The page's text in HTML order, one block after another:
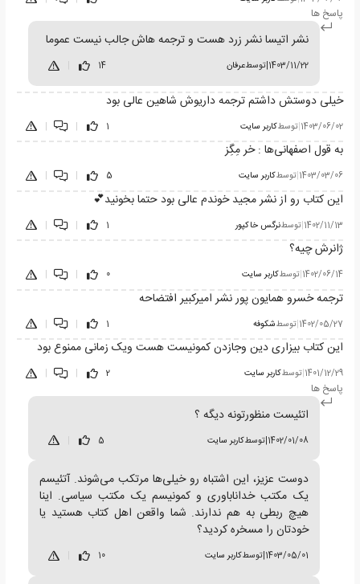
پاسخ ها
نشر اتیسا نشر زرد هست و ترجمه هاش جالب نیست عموما
1403/11/22
|توسطعرفان 14
خیلی دوستش داشتم ترجمه داریوش شاهین عالی بود
1403/06/02
|توسطکاربر سایت 1
|
|
به قول اصفهانی‌ها : خر مِگِز
1403/03/06
|توسطکاربر سایت 5
|
|
این کتاب رو از نشر مجید خوندم عالی بود حتما بخونید💕
1402/11/13
|توسطنرگس خاکپور 1
|
|
ژانرش چیه؟
1402/06/14
|توسطکاربر سایت 0
|
|
ترجمه خسرو همایون پور نشر امیرکبیر افتضاحه
1402/05/27
|توسطشکوفه 1
|
|
این کتاب بیزاری دین وجازدن کمونیست هست ویک زمانی ممنوع بود
1401/12/29
|توسطکاربر سایت 2
|
|
پاسخ ها
اتئیست منظورتونه دیگه ؟
1402/01/08
|توسطکاربر سایت 5
دوست عزیز، این اشتباه رو خیلی‌ها مرتکب می‌شوند. آتئیسم
یک مکتب خداناباوری و کمونیسم یک مکتب سیاسی. اینا
هیچ ربطی به هم ندارند. شما واقعن اهل کتاب هستید یا
خودتان را مسخره کردید؟
1403/05/01
|توسطکاربر سایت 10